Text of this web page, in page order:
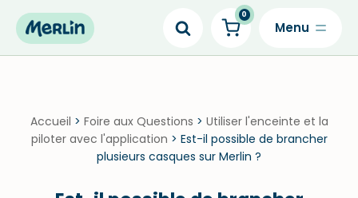
Skip
0
Accueil > Foire aux Questions > Utiliser l'enceinte et la
piloter avec l'application > Est-il possible de brancher
plusieurs casques sur Merlin ?